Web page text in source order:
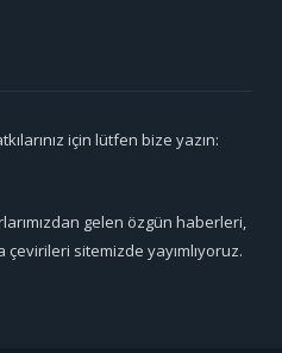
için lütfen bize yazın:
gelen özgün haberleri,
çevirileri sitemizde yayımlıyoruz.